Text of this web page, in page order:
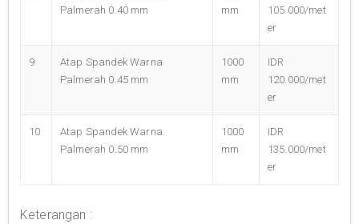
Palmerah 0.40 mm
mm
105.000/met
er
9
Atap Spandek Warna
Palmerah 0.45 mm
1000
mm
IDR
120.000/met
er
10
Atap Spandek Warna
Palmerah 0.50 mm
1000
mm
IDR
135.000/met
er
Keterangan :